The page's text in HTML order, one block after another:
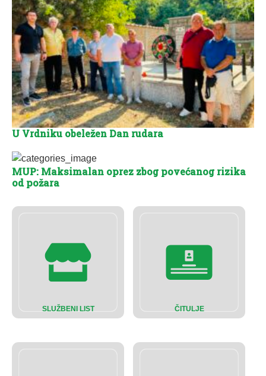
SLUŽBENI LIST ČITULJE
U Vrdniku obeležen Dan rudara
MUP: Maksimalan oprez zbog povećanog rizika
od požara